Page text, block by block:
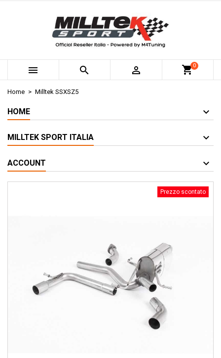
   0
Home Milltek SSXSZ5
HOME
MILLTEK SPORT ITALIA
ACCOUNT
Prezzo scontato